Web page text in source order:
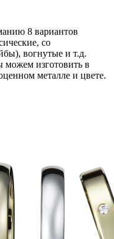
8 вариантов
со
вогнутые и т.д.
изготовить в
металле и цвете.